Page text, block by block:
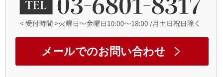
メールでのお問い合わせ